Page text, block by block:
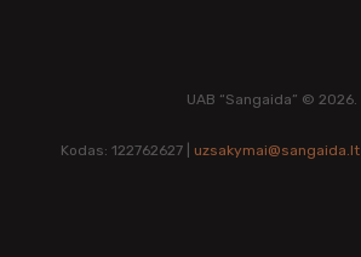
UAB “Sangaida” © 2026.
Kodas: 122762627 | uzsakymai@sangaida.lt